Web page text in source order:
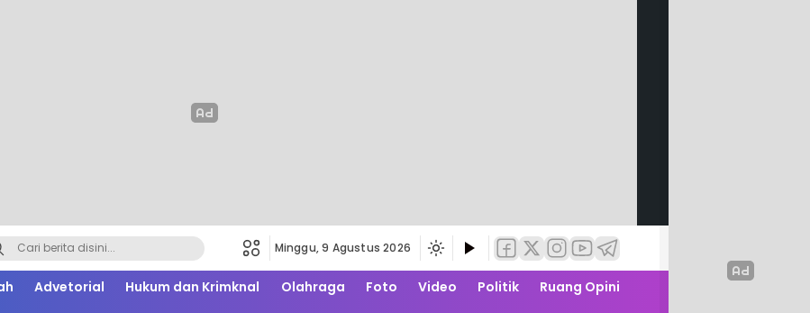
Minggu, 9 Agustus 2026
Advetorial Hukum dan Krimknal Olahraga Foto Video Politik
Ruang Opini